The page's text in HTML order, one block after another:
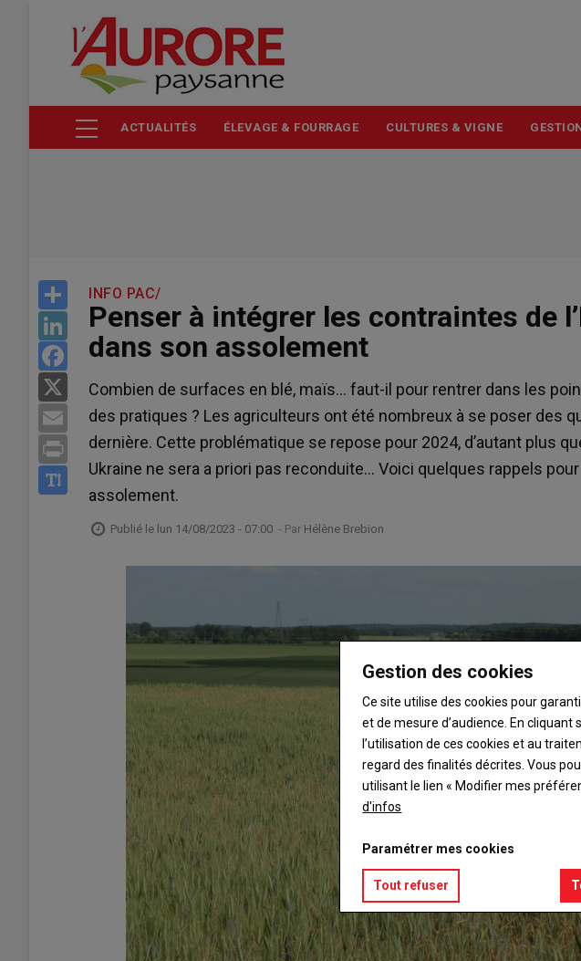
contenu
ACTUALITÉS ÉLEVAGE & FOURRAGE CULTURES & VIGNE
Share
LinkedIn
Facebook
Email
Print
INFO PAC/
Penser à intégrer les contraintes de
dans son assolement
Combien de surfaces en blé, maïs… faut-il pour rentrer dans les
des pratiques ? Les agriculteurs ont été nombreux à se poser des
dernière. Cette problématique se repose pour 2024, d’autant plus
Ukraine ne sera a priori pas reconduite… Voici quelques rappels
assolement.
Publié le lun 14/08/2023 - 07:00 - Par Hélène Brebion
Gestion des cookies
Ce site utilise des cookies pour
et de mesure d’audience. En
l’utilisation de ces cookies et au
regard des finalités décrites. Vous
utilisant le lien « Modifier mes
d'infos
Paramétrer mes cookies
Tout refuser